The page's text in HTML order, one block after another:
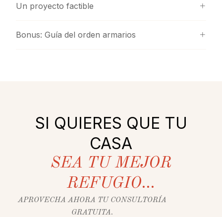
Un proyecto factible
Bonus: Guía del orden armarios
SI QUIERES QUE TU
CASA
SEA TU MEJOR
REFUGIO...
APROVECHA AHORA TU CONSULTORÍA
GRATUITA.